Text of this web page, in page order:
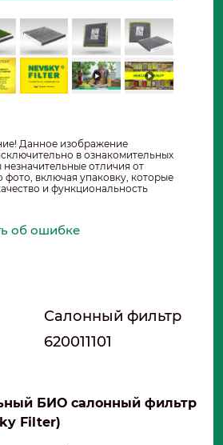
Данное изображение
в ознакомительных
отличия от
фото, включая упаковку, которые
и функциональность
об ошибке
Салонный фильтр
620011101
БИО салонный фильтр
Filter)